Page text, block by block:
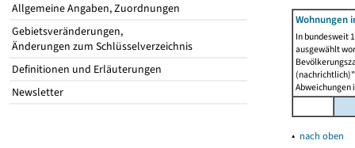
Allgemeine Angaben, Zuordnungen
Gebietsveränderungen,
Änderungen zum Schlüsselverzeichnis
Definitionen und Erläuterungen
Newsletter
Wohnungen
In bundesweit
ausgewählt
Abweichungen
▴ nach oben